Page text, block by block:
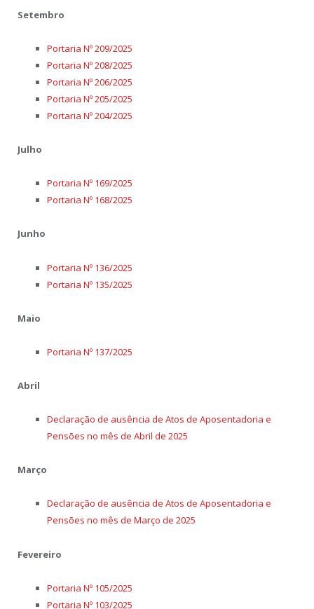
Setembro
Portaria Nº 209/2025
Portaria Nº 208/2025
Portaria Nº 206/2025
Portaria Nº 205/2025
Portaria Nº 204/2025
Julho
Portaria Nº 169/2025
Portaria Nº 168/2025
Junho
Portaria Nº 136/2025
Portaria Nº 135/2025
Maio
Portaria Nº 137/2025
Abril
Declaração de ausência de Atos de Aposentadoria e
Pensões no mês de Abril de 2025
Março
Declaração de ausência de Atos de Aposentadoria e
Pensões no mês de Março de 2025
Fevereiro
Portaria Nº 105/2025
Portaria Nº 103/2025